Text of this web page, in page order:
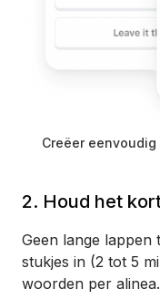
Creëer
2. Houd het
Geen lange lappen
stukjes in (2 tot 5
woorden per alinea.